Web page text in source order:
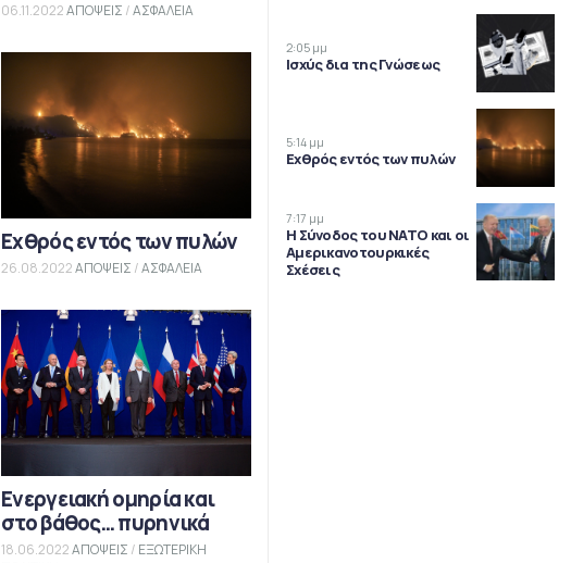
06.11.2022ΑΠΟΨΕΙΣ /ΑΣΦΑΛΕΙΑ
Εχθρός εντός των πυλών
26.08.2022ΑΠΟΨΕΙΣ /ΑΣΦΑΛΕΙΑ
Ενεργειακή ομηρία και
στο βάθος… πυρηνικά
18.06.2022ΑΠΟΨΕΙΣ / ΕΞΩΤΕΡΙΚΗ
2:05 μμ
Ισχύς δια της Γνώσεως
5:14 μμ
Εχθρός εντός των πυλών
7:17 μμ
Η Σύνοδος του ΝΑΤΟ και οι
Αμερικανοτουρκικές
Σχέσεις